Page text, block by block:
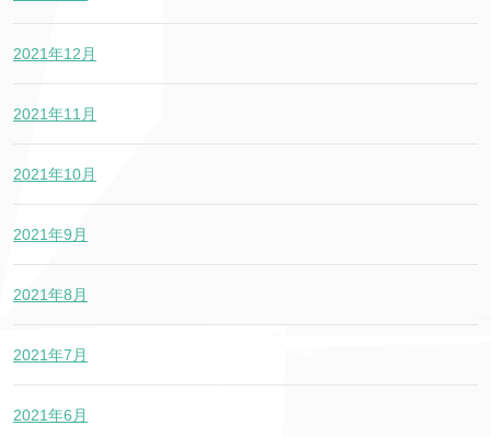
2021年12月
2021年11月
2021年10月
2021年9月
2021年8月
2021年7月
2021年6月